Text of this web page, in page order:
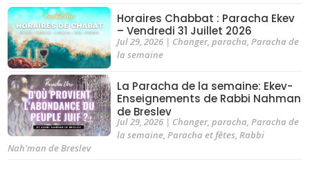
Horaires Chabbat : Paracha Ekev
– Vendredi 31 Juillet 2026
Jul 29, 2026| Changer, paracha, Paracha de
la semaine
La Paracha de la semaine: Ekev-
Enseignements de Rabbi Nahman
de Breslev
Jul 29, 2026| Changer, paracha, Paracha de
la semaine, Paracha et fêtes, Rabbi
Nah'man de Breslev